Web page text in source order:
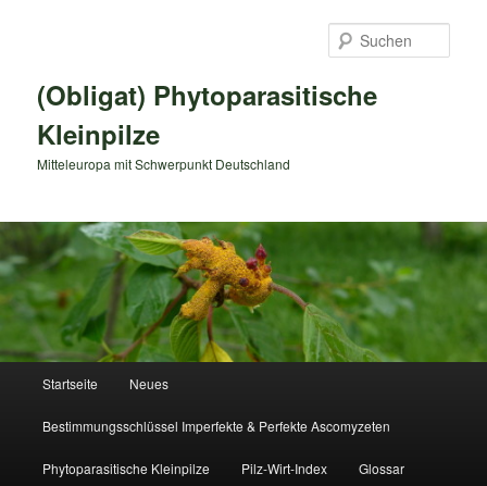
(Obligat) Phytoparasitische
Kleinpilze
Mitteleuropa mit Schwerpunkt Deutschland
Startseite Neues
Bestimmungsschlüssel Imperfekte & Perfekte Ascomyzeten
Phytoparasitische Kleinpilze Pilz-Wirt-Index Glossar